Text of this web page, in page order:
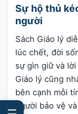
Sự hộ thủ
người
Sách Giáo lý
lúc chết, đời
sự gìn giữ và
Giáo lý cũng
bên cạnh mỗi
người bảo vệ